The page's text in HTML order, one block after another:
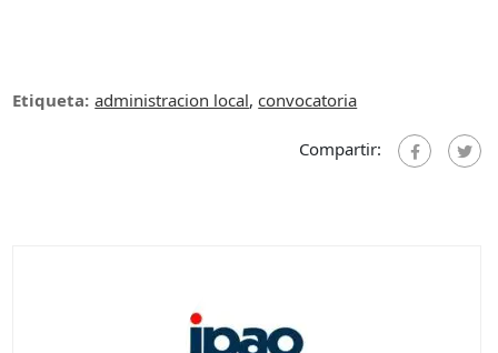
Etiqueta: administracion local,convocatoria
Compartir: